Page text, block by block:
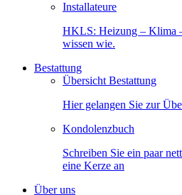
Installateure
HKLS: Heizung – Klima
wissen wie.
Bestattung
Übersicht Bestattung
Hier gelangen Sie zur
Kondolenzbuch
Schreiben Sie ein paar
eine Kerze an
Über uns